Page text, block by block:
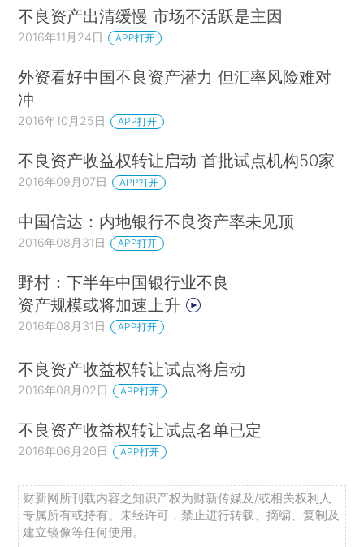
不良资产出清缓慢 市场不活跃是主因
2016年11月24日 APP打开
外资看好中国不良资产潜力 但汇率风险难对
冲
2016年10月25日 APP打开
不良资产收益权转让启动 首批试点机构50家
2016年09月07日 APP打开
中国信达：内地银行不良资产率未见顶
2016年08月31日 APP打开
野村：下半年中国银行业不良
资产规模或将加速上升
2016年08月31日 APP打开
不良资产收益权转让试点将启动
2016年08月02日 APP打开
不良资产收益权转让试点名单已定
2016年06月20日 APP打开
财新网所刊载内容之知识产权为财新传媒及/或相关权利人
专属所有或持有。未经许可，禁止进行转载、摘编、复制及
建立镜像等任何使用。